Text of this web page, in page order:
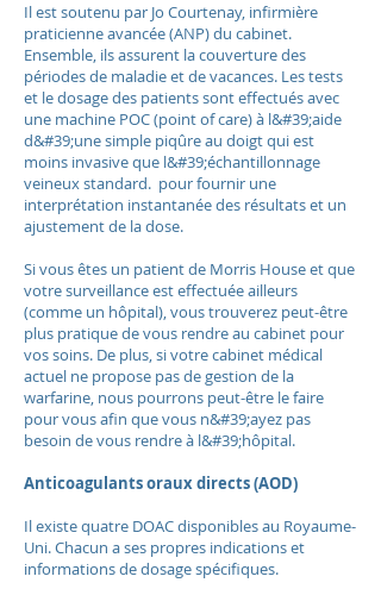
Il est soutenu par Jo Courtenay, infirmière
praticienne avancée (ANP) du cabinet.
Ensemble, ils assurent la couverture des
périodes de maladie et de vacances. Les tests
et le dosage des patients sont effectués avec
une machine POC (point of care) à l&#39;aide
d&#39;une simple piqûre au doigt qui est
moins invasive que l&#39;échantillonnage
veineux standard. pour fournir une
interprétation instantanée des résultats et un
ajustement de la dose.
Si vous êtes un patient de Morris House et que
votre surveillance est effectuée ailleurs
(comme un hôpital), vous trouverez peut-être
plus pratique de vous rendre au cabinet pour
vos soins. De plus, si votre cabinet médical
actuel ne propose pas de gestion de la
warfarine, nous pourrons peut-être le faire
pour vous afin que vous n&#39;ayez pas
besoin de vous rendre à l&#39;hôpital.
Anticoagulants oraux directs (AOD)
Il existe quatre DOAC disponibles au Royaume-
Uni. Chacun a ses propres indications et
informations de dosage spécifiques.